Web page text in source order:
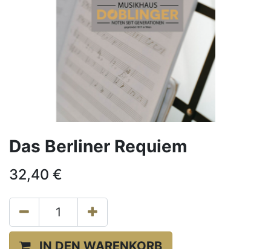
Das Berliner Requiem
32,40 €
IN DEN WARENKORB